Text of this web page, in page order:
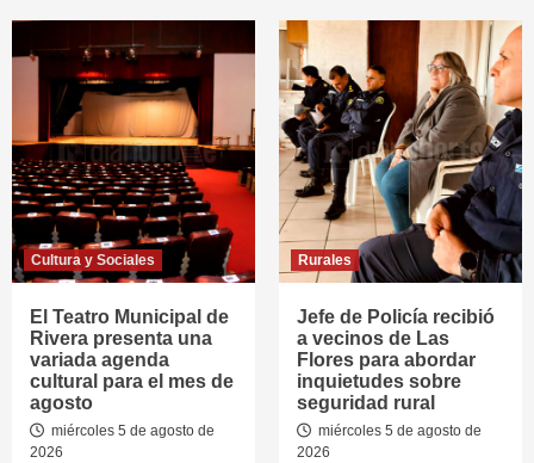
Cultura y Sociales
El Teatro Municipal de
Rivera presenta una
variada agenda
cultural para el mes de
agosto
miércoles 5 de agosto de
2026
Rurales
Jefe de Policía recibió
a vecinos de Las
Flores para abordar
inquietudes sobre
seguridad rural
miércoles 5 de agosto de
2026